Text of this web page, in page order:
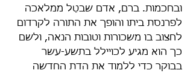
ובחכמות. ברם, אדם שבטֵל ממלאכה
לפרנסת ביתו והופך את התורה לקרדום
לחצוב בו משכורות וטובות הנאה, ולשם
כך הוא מגיע לכויילל בתשע-עשר
בבוקר כדי ללמוד את הדת החדשה